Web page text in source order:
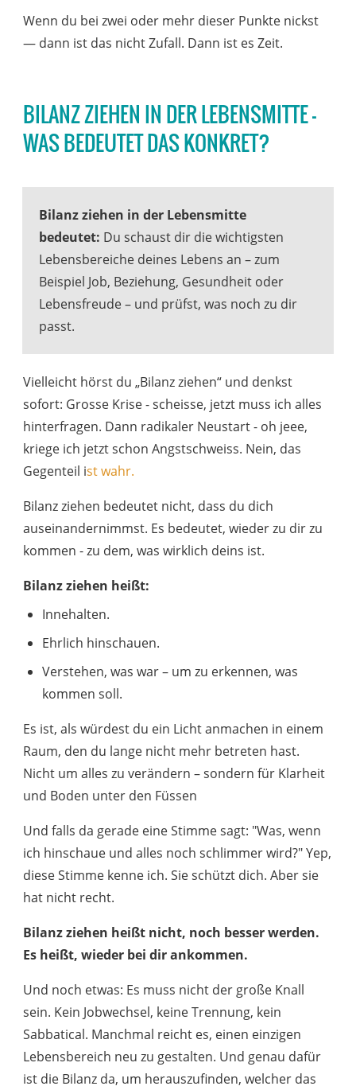
Wenn du bei zwei oder mehr dieser Punkte nickst
— dann ist das nicht Zufall. Dann ist es Zeit.
BILANZ ZIEHEN IN DER LEBENSMITTE -
WAS BEDEUTET DAS KONKRET?
Bilanz ziehen in der Lebensmitte
bedeutet: Du schaust dir die wichtigsten
Lebensbereiche deines Lebens an – zum
Beispiel Job, Beziehung, Gesundheit oder
Lebensfreude – und prüfst, was noch zu dir
passt.
Vielleicht hörst du „Bilanz ziehen“ und denkst
sofort: Grosse Krise - scheisse, jetzt muss ich alles
hinterfragen. Dann radikaler Neustart - oh jeee,
kriege ich jetzt schon Angstschweiss. Nein, das
Gegenteil ist wahr.
Bilanz ziehen bedeutet nicht, dass du dich
auseinandernimmst. Es bedeutet, wieder zu dir zu
kommen - zu dem, was wirklich deins ist.
Bilanz ziehen heißt:
Innehalten.
Ehrlich hinschauen.
Verstehen, was war – um zu erkennen, was
kommen soll.
Es ist, als würdest du ein Licht anmachen in einem
Raum, den du lange nicht mehr betreten hast.
Nicht um alles zu verändern – sondern für Klarheit
und Boden unter den Füssen
Und falls da gerade eine Stimme sagt: "Was, wenn
ich hinschaue und alles noch schlimmer wird?" Yep,
diese Stimme kenne ich. Sie schützt dich. Aber sie
hat nicht recht.
Bilanz ziehen heißt nicht, noch besser werden.
Es heißt, wieder bei dir ankommen.
Und noch etwas: Es muss nicht der große Knall
sein. Kein Jobwechsel, keine Trennung, kein
Sabbatical. Manchmal reicht es, einen einzigen
Lebensbereich neu zu gestalten. Und genau dafür
ist die Bilanz da, um herauszufinden, welcher das